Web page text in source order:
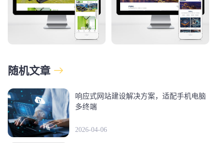
随机文章
响应式网站建设解决方案，适配手机电脑
多终端
2026-04-06